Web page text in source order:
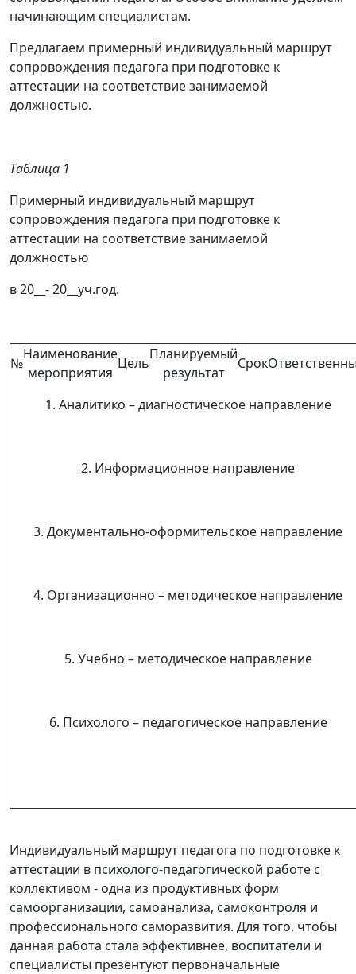
начинающим специалистам.
Предлагаем примерный индивидуальный маршрут
сопровождения педагога при подготовке к
аттестации на соответствие занимаемой
должностью.
Таблица 1
Примерный индивидуальный маршрут
сопровождения педагога при подготовке к
аттестации на соответствие занимаемой
должностью
в 20__- 20__уч.год.
№
Наименование
мероприятия
Цель
Планируемый
результат
Срок
1. Аналитико – диагностическое направление
2. Информационное направление
3. Документально-оформительское направление
4. Организационно – методическое направление
5. Учебно – методическое направление
6. Психолого – педагогическое направление
Индивидуальный маршрут педагога по подготовке к
аттестации в психолого-педагогической работе с
коллективом - одна из продуктивных форм
самоорганизации, самоанализа, самоконтроля и
профессионального саморазвития. Для того, чтобы
данная работа стала эффективнее, воспитатели и
специалисты презентуют первоначальные